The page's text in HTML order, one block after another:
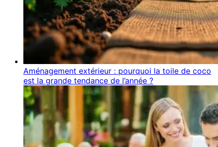
Aménagement extérieur : pourquoi la toile de coco
est la grande tendance de l’année ?